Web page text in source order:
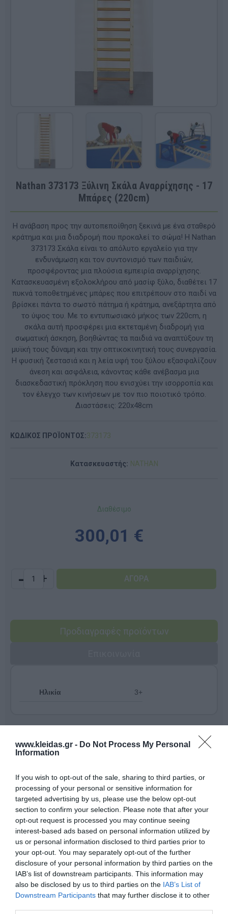
www.kleidas.gr - Do Not Process My Personal
Information
If you wish to opt-out of the sale, sharing to third parties, or
processing of your personal or sensitive information for
targeted advertising by us, please use the below opt-out
section to confirm your selection. Please note that after your
opt-out request is processed you may continue seeing
interest-based ads based on personal information utilized by
us or personal information disclosed to third parties prior to
your opt-out. You may separately opt-out of the further
disclosure of your personal information by third parties on the
IAB’s list of downstream participants. This information may
also be disclosed by us to third parties on the IAB’s List of
Downstream Participants that may further disclose it to other
Nathan 373173 Ξύλινη Σκάλα Αναρρίχησης - 17
Μπάρες (220cm)
Η ανάβαση προς την αυτοπεποίθηση ξεκινά με ένα σταθερό
κράτημα και μια διαδρομή που προκαλεί το σώμα! Η Nathan
373173 Σκάλα είναι το απόλυτο εργαλείο για την
ενδυνάμωση και τον συντονισμό των παιδιών,
προσφέροντας μια πλούσια εμπειρία αναρρίχησης.
Κατασκευασμένη εξολοκλήρου από μασίφ ξύλο, διαθέτει 17
πυκνά τοποθετημένες μπάρες που επιτρέπουν στο παιδί να
βρίσκει πάντα το σωστό πάτημα ή κράτημα, ανεξάρτητα από
το ύψος του. Με το εντυπωσιακό μήκος των 220cm, η
σκάλα αυτή προσφέρει μια εκτεταμένη διαδρομή για
σωματική άσκηση, βοηθώντας τα παιδιά να αναπτύξουν τη
μυϊκή τους δύναμη και την οπτικοκινητική τους συνεργασία.
Η φυσική ζεστασιά και η λεία υφή του ξύλου εξασφαλίζουν
άνεση και ασφάλεια, κάνοντας κάθε ανέβασμα μια
διασκεδαστική πρόκληση που ενισχύει την ισορροπία και
τον έλεγχο των κινήσεων με τον πιο ποιοτικό τρόπο.
Διαστάσεις: 220x48cm
ΚΩΔΙΚΟΣ ΠΡΟΪΟΝΤΟΣ:373173
Κατασκευαστής: NATHAN
Διαθέσιμο
300,01 €
- +
Προδιαγραφές προϊόντων
Ηλικία 3+
ΗNathan είναι ένας διεθνής ηγέτης στον σχεδιασμό
και την παροχή επαγγελματικού εκπαιδευτικού
εξοπλισμού. Η γκάμα της περιλαμβάνει από
εξειδικευμένο υλικό ψυχοκινητικής έως μικροέπιπλα
για συμβολικό παιχνίδι, όλα κατασκευασμένα για να
αντέχουν στη σκληρή χρήση σε σχολικά